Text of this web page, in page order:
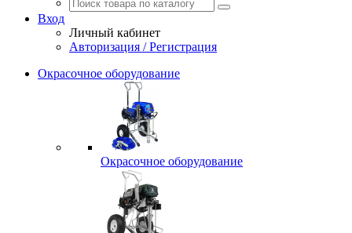
Вход
Личный кабинет
Авторизация / Регистрация
Окрасочное оборудование
Окрасочное оборудование